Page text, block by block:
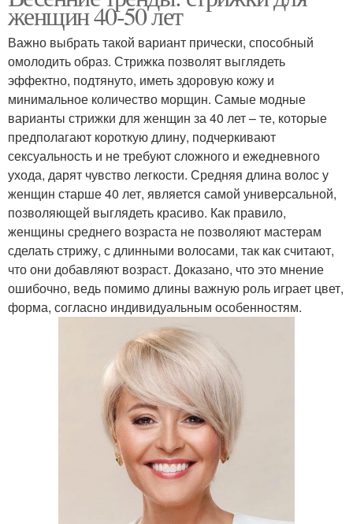
женщин 40-50 лет
Важно выбрать такой вариант прически, способный
омолодить образ. Стрижка позволят выглядеть
эффектно, подтянуто, иметь здоровую кожу и
минимальное количество морщин. Самые модные
варианты стрижки для женщин за 40 лет – те, которые
предполагают короткую длину, подчеркивают
сексуальность и не требуют сложного и ежедневного
ухода, дарят чувство легкости. Средняя длина волос у
женщин старше 40 лет, является самой универсальной,
позволяющей выглядеть красиво. Как правило,
женщины среднего возраста не позволяют мастерам
сделать стрижу, с длинными волосами, так как считают,
что они добавляют возраст. Доказано, что это мнение
ошибочно, ведь помимо длины важную роль играет цвет,
форма, согласно индивидуальным особенностям.